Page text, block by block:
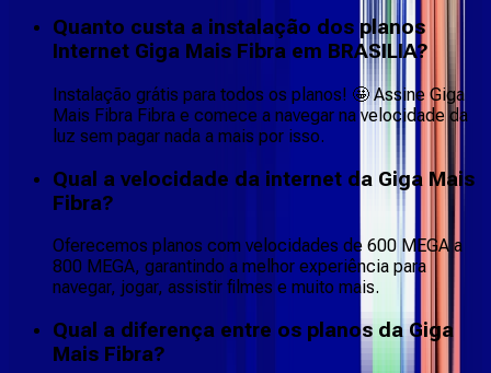
Quanto custa a instalação dos planos
Internet Giga Mais Fibra em BRASILIA?
Instalação grátis para todos os planos! 🤩 Assine Giga
Mais Fibra Fibra e comece a navegar na velocidade da
luz sem pagar nada a mais por isso.
Qual a velocidade da internet da Giga Mais
Fibra?
Oferecemos planos com velocidades de 600 MEGA a
800 MEGA, garantindo a melhor experiência para
navegar, jogar, assistir filmes e muito mais.
Qual a diferença entre os planos da Giga
Mais Fibra?